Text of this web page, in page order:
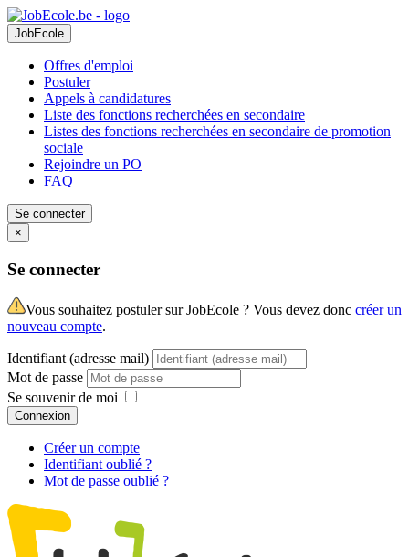
JobEcole
Offres d'emploi
Postuler
Appels à candidatures
Liste des fonctions recherchées en secondaire
Listes des fonctions recherchées en secondaire de promotion
sociale
Rejoindre un PO
FAQ
Se connecter
×
Se connecter
Vous souhaitez postuler sur JobEcole ? Vous devez donc créer un
nouveau compte.
Identifiant (adresse mail)
Mot de passe
Se souvenir de moi
Connexion
Créer un compte
Identifiant oublié ?
Mot de passe oublié ?